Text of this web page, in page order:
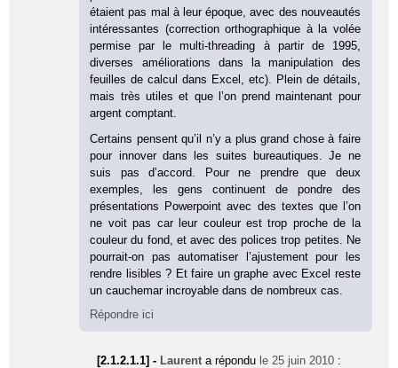
étaient pas mal à leur époque, avec des nouveautés
intéressantes (correction orthographique à la volée
permise par le multi-threading à partir de 1995,
diverses améliorations dans la manipulation des
feuilles de calcul dans Excel, etc). Plein de détails,
mais très utiles et que l’on prend maintenant pour
argent comptant.
Certains pensent qu’il n’y a plus grand chose à faire
pour innover dans les suites bureautiques. Je ne
suis pas d’accord. Pour ne prendre que deux
exemples, les gens continuent de pondre des
présentations Powerpoint avec des textes que l’on
ne voit pas car leur couleur est trop proche de la
couleur du fond, et avec des polices trop petites. Ne
pourrait-on pas automatiser l’ajustement pour les
rendre lisibles ? Et faire un graphe avec Excel reste
un cauchemar incroyable dans de nombreux cas.
Répondre ici
[2.1.2.1.1] - Laurent a répondu le 25 juin 2010 :